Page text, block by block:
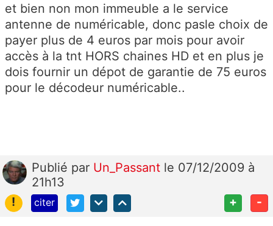
et bien non mon immeuble a le service
antenne de numéricable, donc pasle choix de
payer plus de 4 euros par mois pour avoir
accès à la tnt HORS chaines HD et en plus je
dois fournir un dépot de garantie de 75 euros
pour le décodeur numéricable..
Publié par Un_Passant le 07/12/2009 à
21h13
!
citer + -